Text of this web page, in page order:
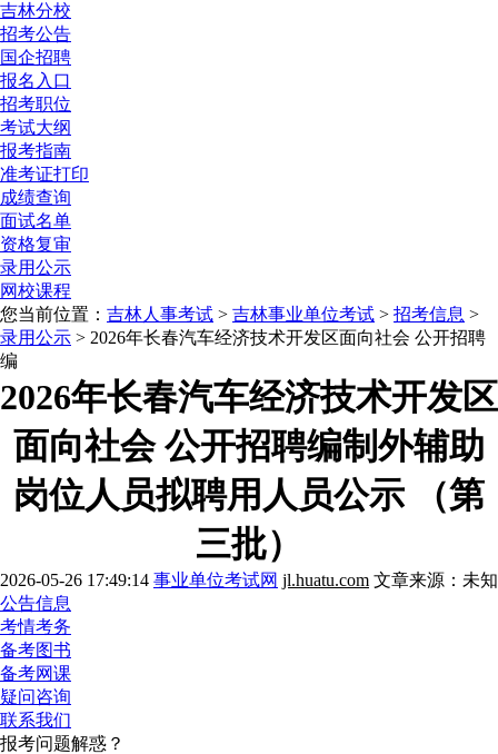
吉林分校
招考公告
国企招聘
报名入口
招考职位
考试大纲
报考指南
准考证打印
成绩查询
面试名单
资格复审
录用公示
网校课程
您当前位置： 吉林人事考试 > 吉林事业单位考试 > 招考信息 >
录用公示 > 2026年长春汽车经济技术开发区面向社会 公开招聘
编
2026年长春汽车经济技术开发区
面向社会 公开招聘编制外辅助
岗位人员拟聘用人员公示 （第
三批）
2026-05-26 17:49:14 事业单位考试网 jl.huatu.com 文章来源：未知
公告信息
考情考务
备考图书
备考网课
疑问咨询
联系我们
报考问题解惑？